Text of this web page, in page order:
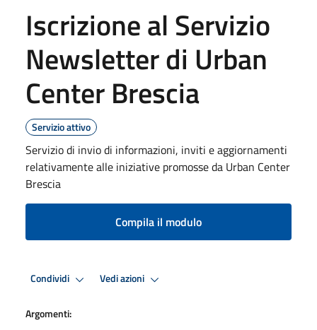
Iscrizione al Servizio
Newsletter di Urban
Center Brescia
Servizio attivo
Servizio di invio di informazioni, inviti e aggiornamenti
relativamente alle iniziative promosse da Urban Center
Brescia
Compila il modulo
Condividi Vedi azioni
Argomenti: